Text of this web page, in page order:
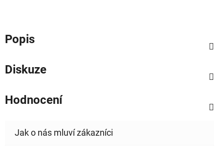
Popis
Diskuze
Hodnocení